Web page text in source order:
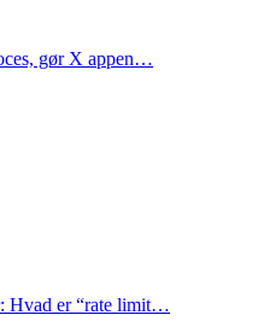
gør X appen…
Hvad er “rate limit…